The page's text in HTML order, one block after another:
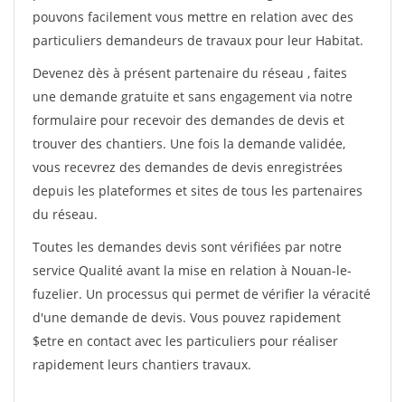
pouvons facilement vous mettre en relation avec des
particuliers demandeurs de travaux pour leur Habitat.
Devenez dès à présent partenaire du réseau , faites
une demande gratuite et sans engagement via notre
formulaire pour recevoir des demandes de devis et
trouver des chantiers. Une fois la demande validée,
vous recevrez des demandes de devis enregistrées
depuis les plateformes et sites de tous les partenaires
du réseau.
Toutes les demandes devis sont vérifiées par notre
service Qualité avant la mise en relation à Nouan-le-
fuzelier. Un processus qui permet de vérifier la véracité
d'une demande de devis. Vous pouvez rapidement
$etre en contact avec les particuliers pour réaliser
rapidement leurs chantiers travaux.